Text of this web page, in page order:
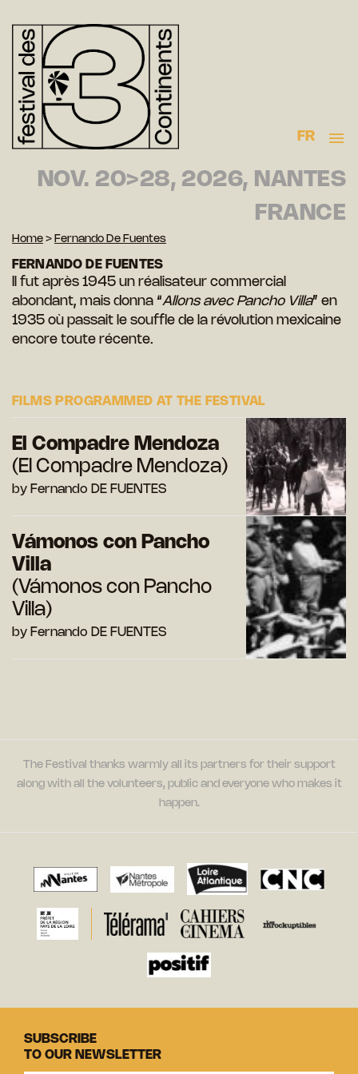
FR
NOV. 20>28, 2026, NANTES
FRANCE
Home > Fernando De Fuentes
FERNANDO DE FUENTES
Il fut après 1945 un réalisateur commercial
abondant, mais donna “Allons avec Pancho Villa” en
1935 où passait le souffle de la révolution mexicaine
encore toute récente.
FILMS PROGRAMMED AT THE FESTIVAL
El Compadre Mendoza
(El Compadre Mendoza)
by Fernando DE FUENTES
Vámonos con Pancho
Villa
(Vámonos con Pancho
Villa)
by Fernando DE FUENTES
The Festival thanks warmly all its partners for their support
along with all the volunteers, public and everyone who makes it
happen.
SUBSCRIBE
TO OUR NEWSLETTER